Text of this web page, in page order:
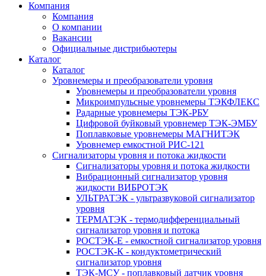
Компания
Компания
О компании
Вакансии
Официальные дистрибьютеры
Каталог
Каталог
Уровнемеры и преобразователи уровня
Уровнемеры и преобразователи уровня
Микроимпульсные уровнемеры ТЭКФЛЕКС
Радарные уровнемеры ТЭК-РБУ
Цифровой буйковый уровнемер ТЭК-ЭМБУ
Поплавковые уровнемеры МАГНИТЭК
Уровнемер емкостной РИС-121
Сигнализаторы уровня и потока жидкости
Сигнализаторы уровня и потока жидкости
Вибрационный сигнализатор уровня
жидкости ВИБРОТЭК
УЛЬТРАТЭК - ультразвуковой сигнализатор
уровня
ТЕРМАТЭК - термодифференциальный
сигнализатор уровня и потока
РОСТЭК-Е - емкостной сигнализатор уровня
РОСТЭК-К - кондуктометрический
сигнализатор уровня
ТЭК-МСУ - поплавковый датчик уровня